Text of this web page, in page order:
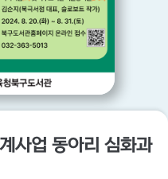
사업 동아리 심화과